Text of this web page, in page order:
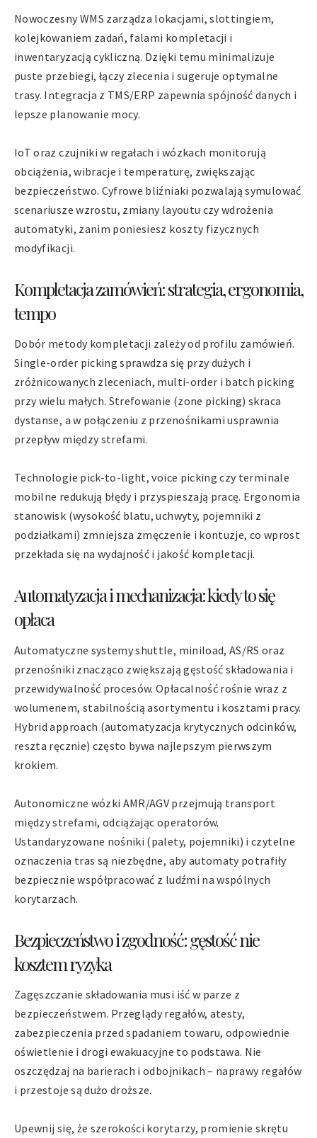
Nowoczesny WMS zarządza lokacjami, slottingiem,
kolejkowaniem zadań, falami kompletacji i
inwentaryzacją cykliczną. Dzięki temu minimalizuje
puste przebiegi, łączy zlecenia i sugeruje optymalne
trasy. Integracja z TMS/ERP zapewnia spójność danych i
lepsze planowanie mocy.
IoT oraz czujniki w regałach i wózkach monitorują
obciążenia, wibracje i temperaturę, zwiększając
bezpieczeństwo. Cyfrowe bliźniaki pozwalają symulować
scenariusze wzrostu, zmiany layoutu czy wdrożenia
automatyki, zanim poniesiesz koszty fizycznych
modyfikacji.
Kompletacja zamówień: strategia, ergonomia,
tempo
Dobór metody kompletacji zależy od profilu zamówień.
Single-order picking sprawdza się przy dużych i
zróżnicowanych zleceniach, multi-order i batch picking
przy wielu małych. Strefowanie (zone picking) skraca
dystanse, a w połączeniu z przenośnikami usprawnia
przepływ między strefami.
Technologie pick-to-light, voice picking czy terminale
mobilne redukują błędy i przyspieszają pracę. Ergonomia
stanowisk (wysokość blatu, uchwyty, pojemniki z
podziałkami) zmniejsza zmęczenie i kontuzje, co wprost
przekłada się na wydajność i jakość kompletacji.
Automatyzacja i mechanizacja: kiedy to się
opłaca
Automatyczne systemy shuttle, miniload, AS/RS oraz
przenośniki znacząco zwiększają gęstość składowania i
przewidywalność procesów. Opłacalność rośnie wraz z
wolumenem, stabilnością asortymentu i kosztami pracy.
Hybrid approach (automatyzacja krytycznych odcinków,
reszta ręcznie) często bywa najlepszym pierwszym
krokiem.
Autonomiczne wózki AMR/AGV przejmują transport
między strefami, odciążając operatorów.
Ustandaryzowane nośniki (palety, pojemniki) i czytelne
oznaczenia tras są niezbędne, aby automaty potrafiły
bezpiecznie współpracować z ludźmi na wspólnych
korytarzach.
Bezpieczeństwo i zgodność: gęstość nie
kosztem ryzyka
Zagęszczanie składowania musi iść w parze z
bezpieczeństwem. Przeglądy regałów, atesty,
zabezpieczenia przed spadaniem towaru, odpowiednie
oświetlenie i drogi ewakuacyjne to podstawa. Nie
oszczędzaj na barierach i odbojnikach – naprawy regałów
i przestoje są dużo droższe.
Upewnij się, że szerokości korytarzy, promienie skrętu